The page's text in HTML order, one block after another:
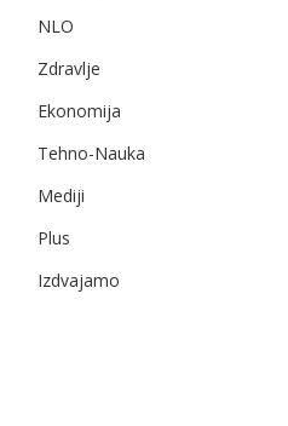
NLO
Zdravlje
Ekonomija
Tehno-Nauka
Mediji
Plus
Izdvajamo